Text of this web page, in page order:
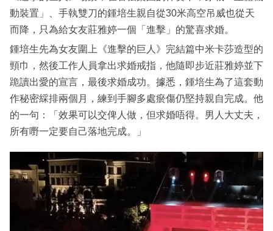
動裝置」、手執雙刀的鍾培生親自從30米高空吊威也從天
而降，只為給女友莊雅婷一個「進擊」的驚喜求婚。
鍾培生先為女友圍上《進擊的巨人》完結篇中米卡莎造型的
頸巾，然後工作人員拿出求婚戒指，他隨即步近莊雅婷並下
跪讀出愛的宣言，最後求婚成功。據悉，鍾培生為了這套動
作秘密綵排兩個月，練到手腳多處瘀傷仍堅持親自完成。他
的一句：「效果可以交俾人做，但求婚唔得。男人大丈夫，
所有嘢一定要自己落地完成。」